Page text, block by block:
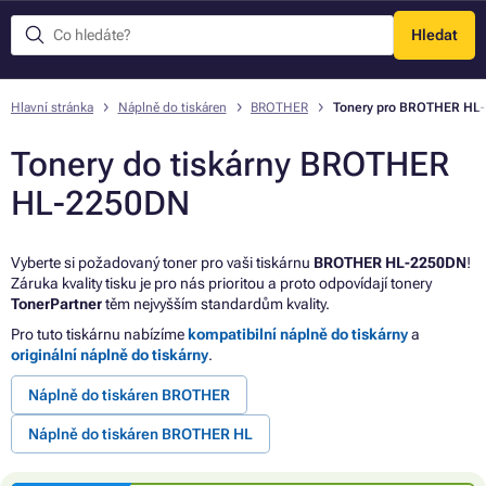
Hledat
Menu
Hlavní stránka Náplně do tiskáren BROTHER Tonery pro BROTHER
Tonery do tiskárny BROTHER
HL-2250DN
Vyberte si požadovaný toner pro vaši tiskárnu BROTHER HL-2250DN!
Záruka kvality tisku je pro nás prioritou a proto odpovídají tonery
TonerPartnertěm nejvyšším standardům kvality.
Pro tuto tiskárnu nabízíme kompatibilní náplně do tiskárnya
originální náplně do tiskárny.
Náplně do tiskáren BROTHER
Náplně do tiskáren BROTHER HL